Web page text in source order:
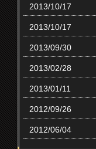
2013/10/17
2013/10/17
2013/09/30
2013/02/28
2013/01/11
2012/09/26
2012/06/04